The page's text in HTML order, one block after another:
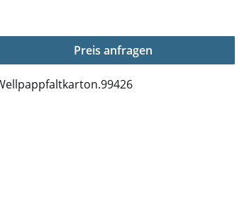
den gewünschten Wert
Preis anfragen